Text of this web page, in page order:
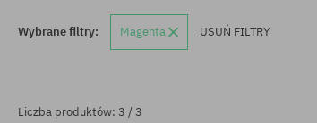
Wybrane filtry: Magenta USUŃ FILTRY
Liczba produktów: 3 / 3